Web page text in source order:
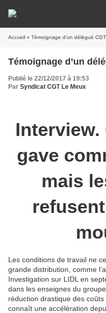
Accueil » Témoignage d’un délégué CGT
Témoignage d’un
Publié le 22/12/2017 à 19:53
Par Syndicat CGT Le Meux
Interview.
gave
mais
Les conditions de travail ne
grande distribution, comme
Investigation sur LIDL en
dans les enseignes du
réduction drastique des
connaît une accélération